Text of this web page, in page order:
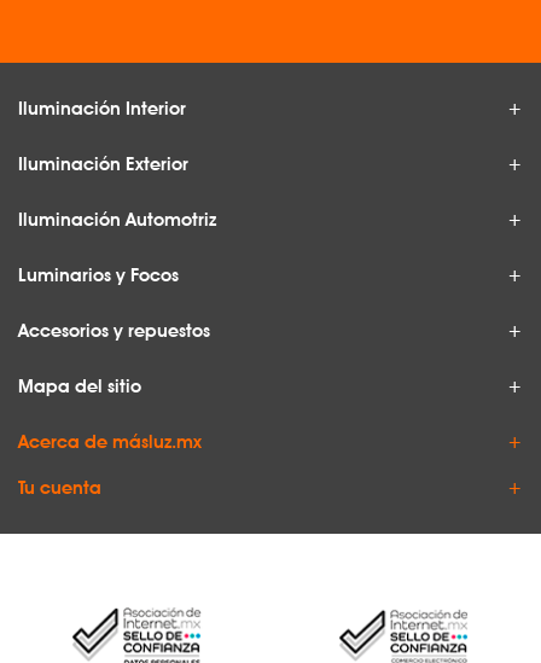
Iluminación Interior
Iluminación Exterior
Iluminación Automotriz
Luminarios y Focos
Accesorios y repuestos
Mapa del sitio
Acerca de másluz.mx
Tu cuenta